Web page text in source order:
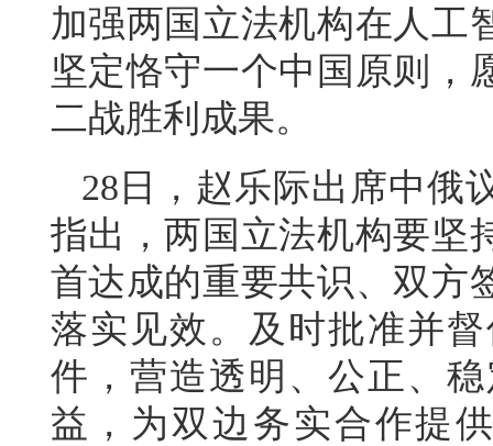
加强两国立法机构在人工
坚定恪守一个中国原则，
二战胜利成果。
28日，赵乐际出席中俄
指出，两国立法机构要坚
首达成的重要共识、双方
落实见效。及时批准并
件，营造透明、公正、
益，为双边务实合作提